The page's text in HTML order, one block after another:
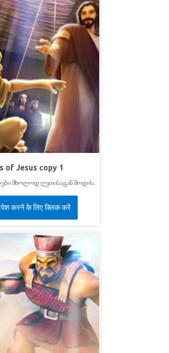
of Jesus copy 1
მხოლოდ ღვთისაგან მოდის.
करने के लिए क्लिक करें